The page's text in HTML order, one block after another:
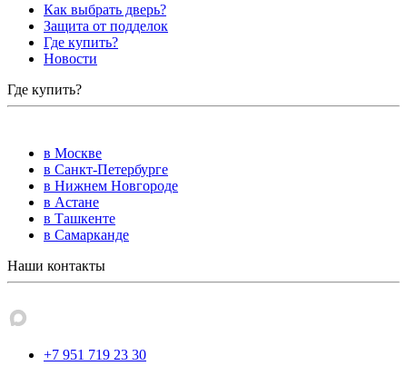
Как выбрать дверь?
Защита от подделок
Где купить?
Новости
Где купить?
в Москве
в Санкт-Петербурге
в Нижнем Новгороде
в Астане
в Ташкенте
в Самарканде
Наши контакты
+7 951 719 23 30